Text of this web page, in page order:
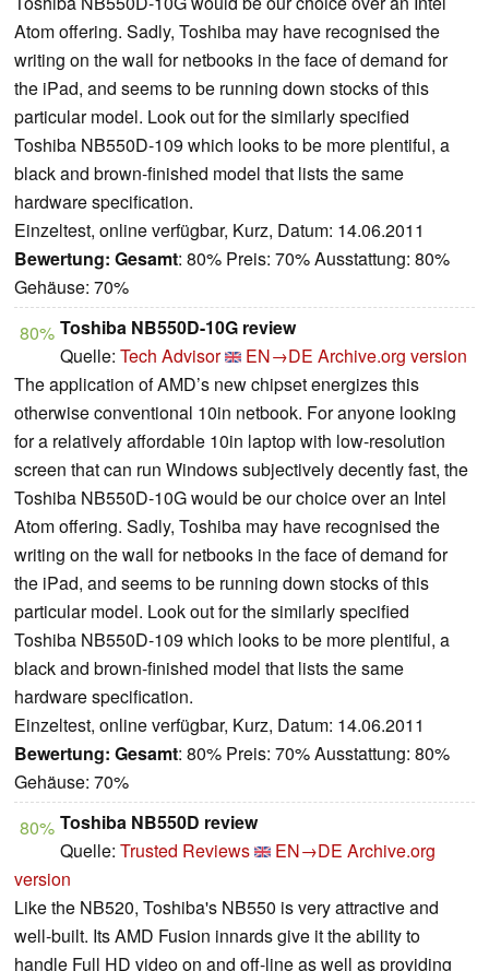
Atom offering. Sadly, Toshiba may have recognised the
writing on the wall for netbooks in the face of demand for
the iPad, and seems to be running down stocks of this
particular model. Look out for the similarly specified
Toshiba NB550D-109 which looks to be more plentiful, a
black and brown-finished model that lists the same
hardware specification.
Einzeltest, online verfügbar, Kurz, Datum: 14.06.2011
Bewertung: Gesamt: 80% Preis: 70% Ausstattung: 80%
Gehäuse: 70%
80% Toshiba NB550D-10G review
Quelle: Tech Advisor EN→DE Archive.org version
The application of AMD’s new chipset energizes this
otherwise conventional 10in netbook. For anyone looking
for a relatively affordable 10in laptop with low-resolution
screen that can run Windows subjectively decently fast, the
Toshiba NB550D-10G would be our choice over an Intel
Atom offering. Sadly, Toshiba may have recognised the
writing on the wall for netbooks in the face of demand for
the iPad, and seems to be running down stocks of this
particular model. Look out for the similarly specified
Toshiba NB550D-109 which looks to be more plentiful, a
black and brown-finished model that lists the same
hardware specification.
Einzeltest, online verfügbar, Kurz, Datum: 14.06.2011
Bewertung: Gesamt: 80% Preis: 70% Ausstattung: 80%
Gehäuse: 70%
80% Toshiba NB550D review
Quelle: Trusted Reviews EN→DE Archive.org
version
Like the NB520, Toshiba's NB550 is very attractive and
well-built. Its AMD Fusion innards give it the ability to
handle Full HD video on and off-line as well as providing